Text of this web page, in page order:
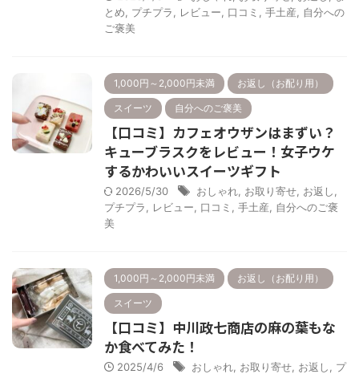
とめ
プチプラ レビュー 口コミ 手土産
自分への
ご褒美
1,000円～2,000円未満 お返し（お配り用）
スイーツ 自分へのご褒美
【口コミ】カフェオウザンはまずい？
キューブラスクをレビュー！女子ウケ
するかわいいスイーツギフト
2026/5/30 おしゃれ お取り寄せ お返し
プチプラ
レビュー 口コミ 手土産
自分へのご褒
美
1,000円～2,000円未満 お返し（お配り用）
スイーツ
【口コミ】中川政七商店の麻の葉もな
か食べてみた！
2025/4/6 おしゃれ お取り寄せ お返し
プ